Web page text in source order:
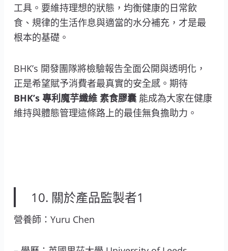
工具。要維持理想的狀態，均衡健康的日常飲
食、規律的生活作息與適當的水分補充，才是最
根本的基礎。
BHK’s 開發團隊將檢驗報告全面公開與透明化，
正是希望賦予消費者最真實的安全感。期待
BHK’s 專利魔芋纖維 素食膠囊 能成為大家在健康
維持與體態管理這條路上的最佳無負擔助力。
10. 關於產品監製者1
營養師：Yuru Chen